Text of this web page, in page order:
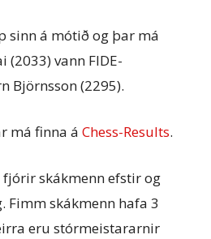
sinn á mótið og þar má
(2033) vann FIDE-
Björnsson (2295).
má finna á Chess-Results.
skákmenn efstir og
Fimm skákmenn hafa 3
eru stórmeistararnir